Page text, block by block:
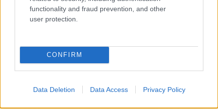
functionality and fraud prevention, and other
user protection.
CONFIRM
Data Deletion Data Access Privacy Policy